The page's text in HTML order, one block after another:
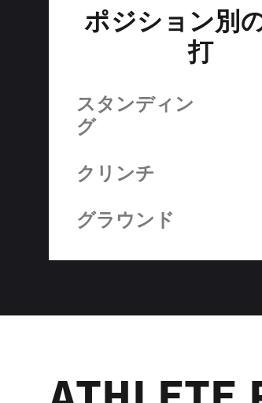
ポジション別
打
スタンディン
グ
クリンチ
グラウンド